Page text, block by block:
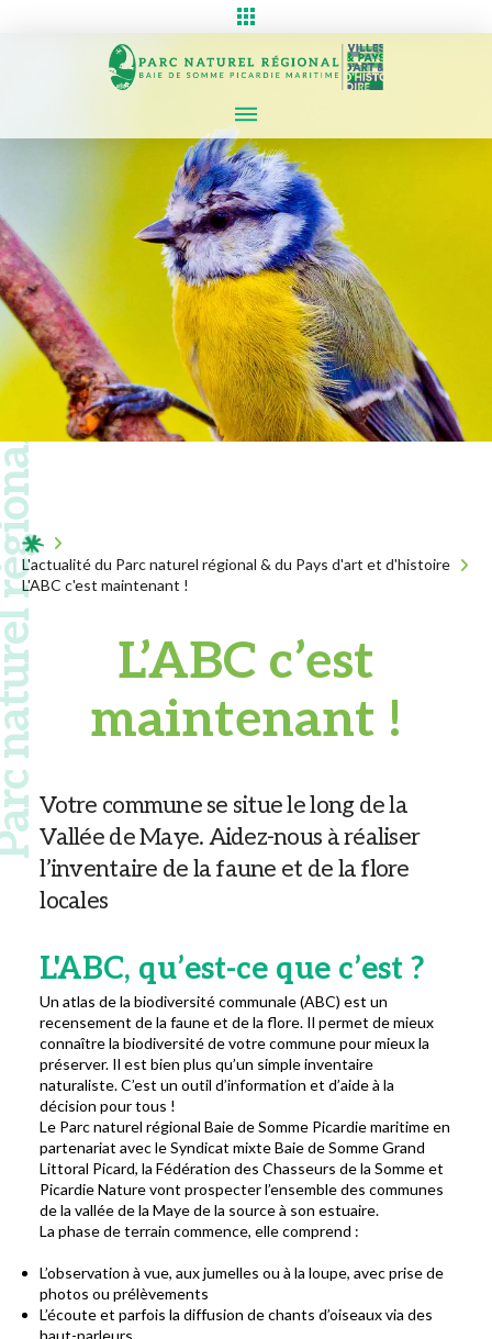
régional
Acceuil
L'actualité du Parc naturel régional & du Pays d'art et d'histoire
L'ABC c'est maintenant !
L’ABC c’est
maintenant !
Votre commune se situe le long de la
Vallée de Maye. Aidez-nous à réaliser
l’inventaire de la faune et de la flore
locales
L'ABC, qu’est-ce que c’est ?
Un atlas de la biodiversité communale (ABC) est un
recensement de la faune et de la flore. Il permet de mieux
connaître la biodiversité de votre commune pour mieux la
préserver. Il est bien plus qu’un simple inventaire
naturaliste. C’est un outil d’information et d’aide à la
décision pour tous !
Le Parc naturel régional Baie de Somme Picardie maritime en
partenariat avec le Syndicat mixte Baie de Somme Grand
Littoral Picard, la Fédération des Chasseurs de la Somme et
Picardie Nature vont prospecter l’ensemble des communes
de la vallée de la Maye de la source à son estuaire.
La phase de terrain commence, elle comprend :
L’observation à vue, aux jumelles ou à la loupe, avec prise de
photos ou prélèvements
L’écoute et parfois la diffusion de chants d’oiseaux via des